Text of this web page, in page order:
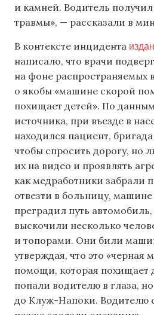
и камней. Водитель
травмы», — рассказали в
В контексте инцидента
написало, что врачи
на фоне распространяемых
о якобы «машине скорой
похищает детей». По
источника, при въезде в
находился пациент,
чтобы спросить дорогу, но
их на видео и проявлять
как медработники забрали
отвезти в больницу,
преградил путь
выскочили несколько
и топорами. Они били
утверждая, что это «черная
помощи, которая похищает
попали водителю в глаза,
до Клуж-Напоки. Водителю